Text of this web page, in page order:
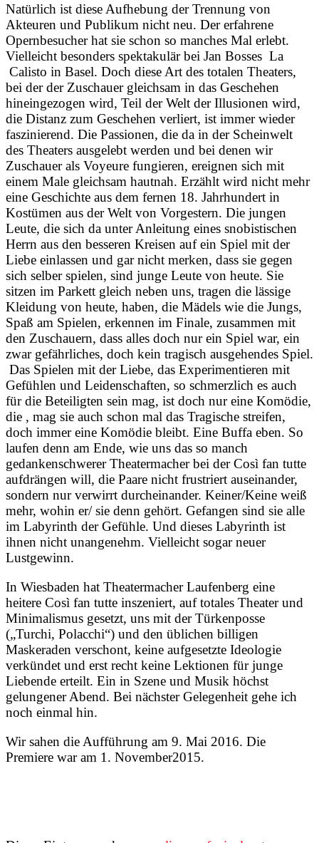
Natürlich ist diese Aufhebung der Trennung von
Akteuren und Publikum nicht neu. Der erfahrene
Opernbesucher hat sie schon so manches Mal erlebt.
Vielleicht besonders spektakulär bei Jan Bosses La
Calisto in Basel. Doch diese Art des totalen Theaters,
bei der der Zuschauer gleichsam in das Geschehen
hineingezogen wird, Teil der Welt der Illusionen wird,
die Distanz zum Geschehen verliert, ist immer wieder
faszinierend. Die Passionen, die da in der Scheinwelt
des Theaters ausgelebt werden und bei denen wir
Zuschauer als Voyeure fungieren, ereignen sich mit
einem Male gleichsam hautnah. Erzählt wird nicht mehr
eine Geschichte aus dem fernen 18. Jahrhundert in
Kostümen aus der Welt von Vorgestern. Die jungen
Leute, die sich da unter Anleitung eines snobistischen
Herrn aus den besseren Kreisen auf ein Spiel mit der
Liebe einlassen und gar nicht merken, dass sie gegen
sich selber spielen, sind junge Leute von heute. Sie
sitzen im Parkett gleich neben uns, tragen die lässige
Kleidung von heute, haben, die Mädels wie die Jungs,
Spaß am Spielen, erkennen im Finale, zusammen mit
den Zuschauern, dass alles doch nur ein Spiel war, ein
zwar gefährliches, doch kein tragisch ausgehendes Spiel.
Das Spielen mit der Liebe, das Experimentieren mit
Gefühlen und Leidenschaften, so schmerzlich es auch
für die Beteiligten sein mag, ist doch nur eine Komödie,
die , mag sie auch schon mal das Tragische streifen,
doch immer eine Komödie bleibt. Eine Buffa eben. So
laufen denn am Ende, wie uns das so manch
gedankenschwerer Theatermacher bei der Così fan tutte
aufdrängen will, die Paare nicht frustriert auseinander,
sondern nur verwirrt durcheinander. Keiner/Keine weiß
mehr, wohin er/ sie denn gehört. Gefangen sind sie alle
im Labyrinth der Gefühle. Und dieses Labyrinth ist
ihnen nicht unangenehm. Vielleicht sogar neuer
Lustgewinn.
In Wiesbaden hat Theatermacher Laufenberg eine
heitere Così fan tutte inszeniert, auf totales Theater und
Minimalismus gesetzt, uns mit der Türkenposse
(„Turchi, Polacchi“) und den üblichen billigen
Maskeraden verschont, keine aufgesetzte Ideologie
verkündet und erst recht keine Lektionen für junge
Liebende erteilt. Ein in Szene und Musik höchst
gelungener Abend. Bei nächster Gelegenheit gehe ich
noch einmal hin.
Wir sahen die Aufführung am 9. Mai 2016. Die
Premiere war am 1. November2015.